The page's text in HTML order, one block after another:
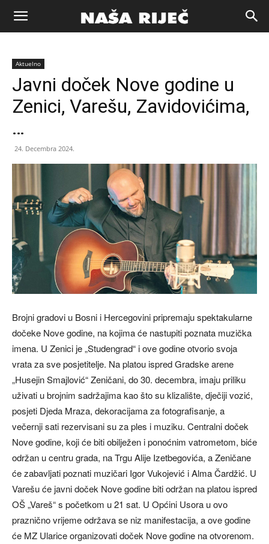
Naša
riječ
Aktuelno
Javni doček Nove godine u
Zenici, Varešu, Zavidovićima,
…
24. Decembra 2024.
Brojni gradovi u Bosni i Hercegovini pripremaju spektakularne
dočeke Nove godine, na kojima će nastupiti poznata muzička
imena. U Zenici je „Studengrad“ i ove godine otvorio svoja
vrata za sve posjetitelje. Na platou ispred Gradske arene
„Husejin Smajlović“ Zeničani, do 30. decembra, imaju priliku
uživati u brojnim sadržajima kao što su klizalište, dječiji vozić,
posjeti Djeda Mraza, dekoracijama za fotografisanje, a
večernji sati rezervisani su za ples i muziku. Centralni doček
Nove godine, koji će biti obilježen i ponoćnim vatrometom, biće
održan u centru grada, na Trgu Alije Izetbegovića, a Zeničane
će zabavljati poznati muzičari Igor Vukojević i Alma Čardžić. U
Varešu će javni doček Nove godine biti održan na platou ispred
OŠ „Vareš“ s početkom u 21 sat. U Općini Usora u ovo
praznično vrijeme održava se niz manifestacija, a ove godine
će MZ Ularice organizovati doček Nove godine na otvorenom.